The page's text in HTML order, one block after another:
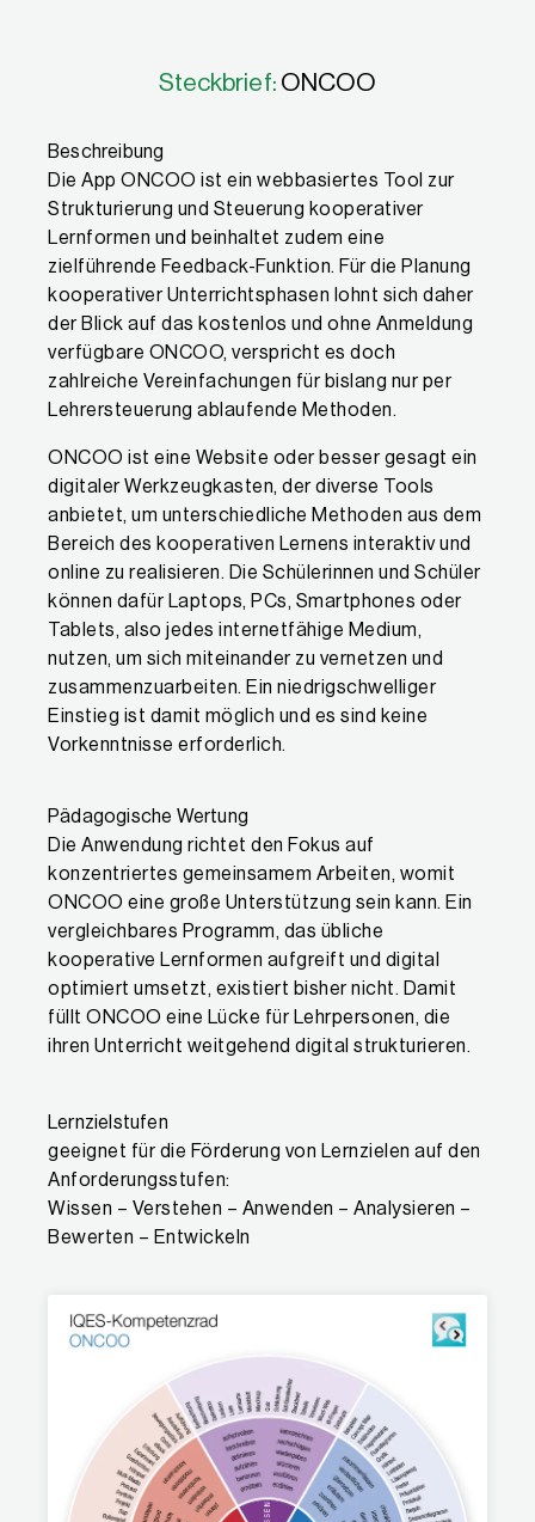
Steckbrief: ONCOO
Beschreibung
Die App ONCOO ist ein webbasiertes Tool zur
Strukturierung und Steuerung kooperativer
Lernformen und beinhaltet zudem eine
zielführende Feedback-Funktion. Für die Planung
kooperativer Unterrichtsphasen lohnt sich daher
der Blick auf das kostenlos und ohne Anmeldung
verfügbare ONCOO, verspricht es doch
zahlreiche Vereinfachungen für bislang nur per
Lehrersteuerung ablaufende Methoden.
ONCOO ist eine Website oder besser gesagt ein
digitaler Werkzeugkasten, der diverse Tools
anbietet, um unterschiedliche Methoden aus dem
Bereich des kooperativen Lernens interaktiv und
online zu realisieren. Die Schülerinnen und Schüler
können dafür Laptops, PCs, Smartphones oder
Tablets, also jedes internetfähige Medium,
nutzen, um sich miteinander zu vernetzen und
zusammenzuarbeiten. Ein niedrigschwelliger
Einstieg ist damit möglich und es sind keine
Vorkenntnisse erforderlich.
Pädagogische Wertung
Die Anwendung richtet den Fokus auf
konzentriertes gemeinsamem Arbeiten, womit
ONCOO eine große Unterstützung sein kann. Ein
vergleichbares Programm, das übliche
kooperative Lernformen aufgreift und digital
optimiert umsetzt, existiert bisher nicht. Damit
füllt ONCOO eine Lücke für Lehrpersonen, die
ihren Unterricht weitgehend digital strukturieren.
Lernzielstufen
geeignet für die Förderung von Lernzielen auf den
Anforderungsstufen:
Wissen – Verstehen – Anwenden – Analysieren –
Bewerten – Entwickeln